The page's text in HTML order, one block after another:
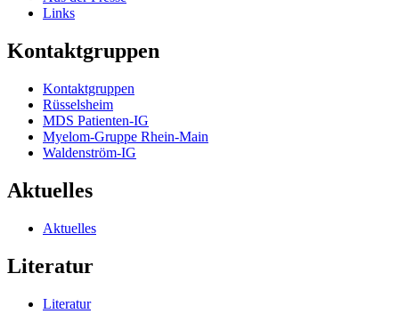
Links
Kontaktgruppen
Kontaktgruppen
Rüsselsheim
MDS Patienten-IG
Myelom-Gruppe Rhein-Main
Waldenström-IG
Aktuelles
Aktuelles
Literatur
Literatur